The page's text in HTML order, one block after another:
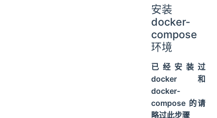
安装
docker-
compose
环境
已经安装过
docker 和
docker-
compose 的请
略过此步骤